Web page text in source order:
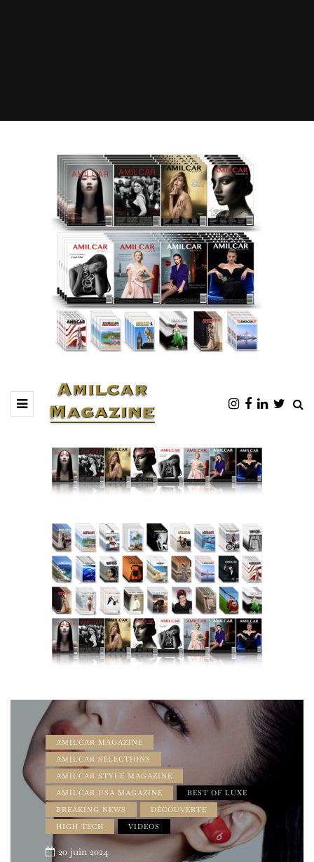
AMILCAR MAGAZINE
AMILCAR SELECTIONS
AMILCAR STYLE MAGAZINE
AMILCAR USA MAGAZINE
BEST OF LUXE
BREAKING NEWS
DÉCOUVERTE
HIGH TECH
VIDEOS
20 juin 2024